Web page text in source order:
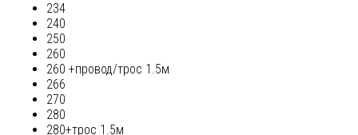
234
240
250
260
260 +провод/трос 1.5м
266
270
280
280+трос 1.5м